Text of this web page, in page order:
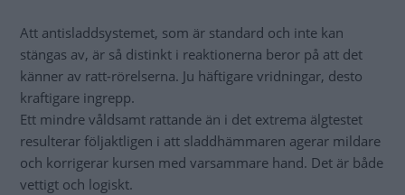
Att antisladdsystemet, som är standard och inte kan
stängas av, är så distinkt i reaktionerna beror på att det
känner av ratt-rörelserna. Ju häftigare vridningar, desto
kraftigare ingrepp.
Ett mindre våldsamt rattande än i det extrema älgtestet
resulterar följaktligen i att sladdhämmaren agerar mildare
och korrigerar kursen med varsammare hand. Det är både
vettigt och logiskt.